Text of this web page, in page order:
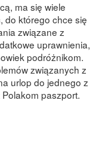
ma się wiele
do którego chce się
związane z
uprawnienia,
podróżnikom.
związanych z
urlop do jednego z
paszport.